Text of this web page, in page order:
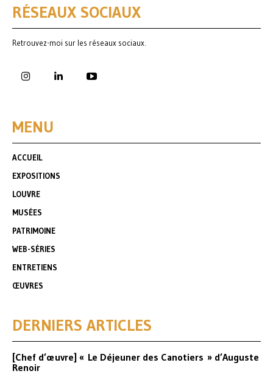
RÉSEAUX SOCIAUX
Retrouvez-moi sur les réseaux sociaux.
MENU
ACCUEIL
EXPOSITIONS
LOUVRE
MUSÉES
PATRIMOINE
WEB-SÉRIES
ENTRETIENS
ŒUVRES
DERNIERS ARTICLES
[Chef d’œuvre] « Le Déjeuner des Canotiers » d’Auguste
Renoir